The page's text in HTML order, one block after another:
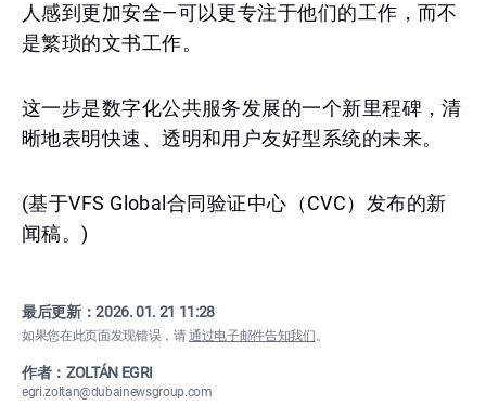
人感到更加安全—可以更专注于他们的工作，而不
是繁琐的文书工作。
这一步是数字化公共服务发展的一个新里程碑，清
晰地表明快速、透明和用户友好型系统的未来。
(基于VFS Global合同验证中心（CVC）发布的新
闻稿。)
最后更新：2026. 01. 21 11:28
如果您在此页面发现错误，请通过电子邮件告知我们。
作者：ZOLTÁN EGRI
egri.zoltan@dubainewsgroup.com